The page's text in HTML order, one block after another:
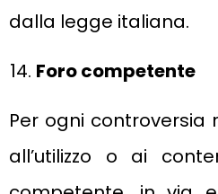
dalla legge italiana.
Foro competente
Per ogni controversia
all’utilizzo o ai